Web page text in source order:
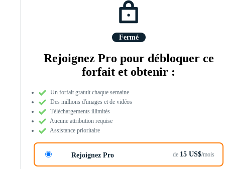
Fermé
Rejoignez Pro pour débloquer ce
forfait et obtenir :
Un forfait gratuit chaque semaine
Des millions d'images et de vidéos
Téléchargements illimités
Aucune attribution requise
Assistance prioritaire
Rejoignez Pro de 15 US$/mois